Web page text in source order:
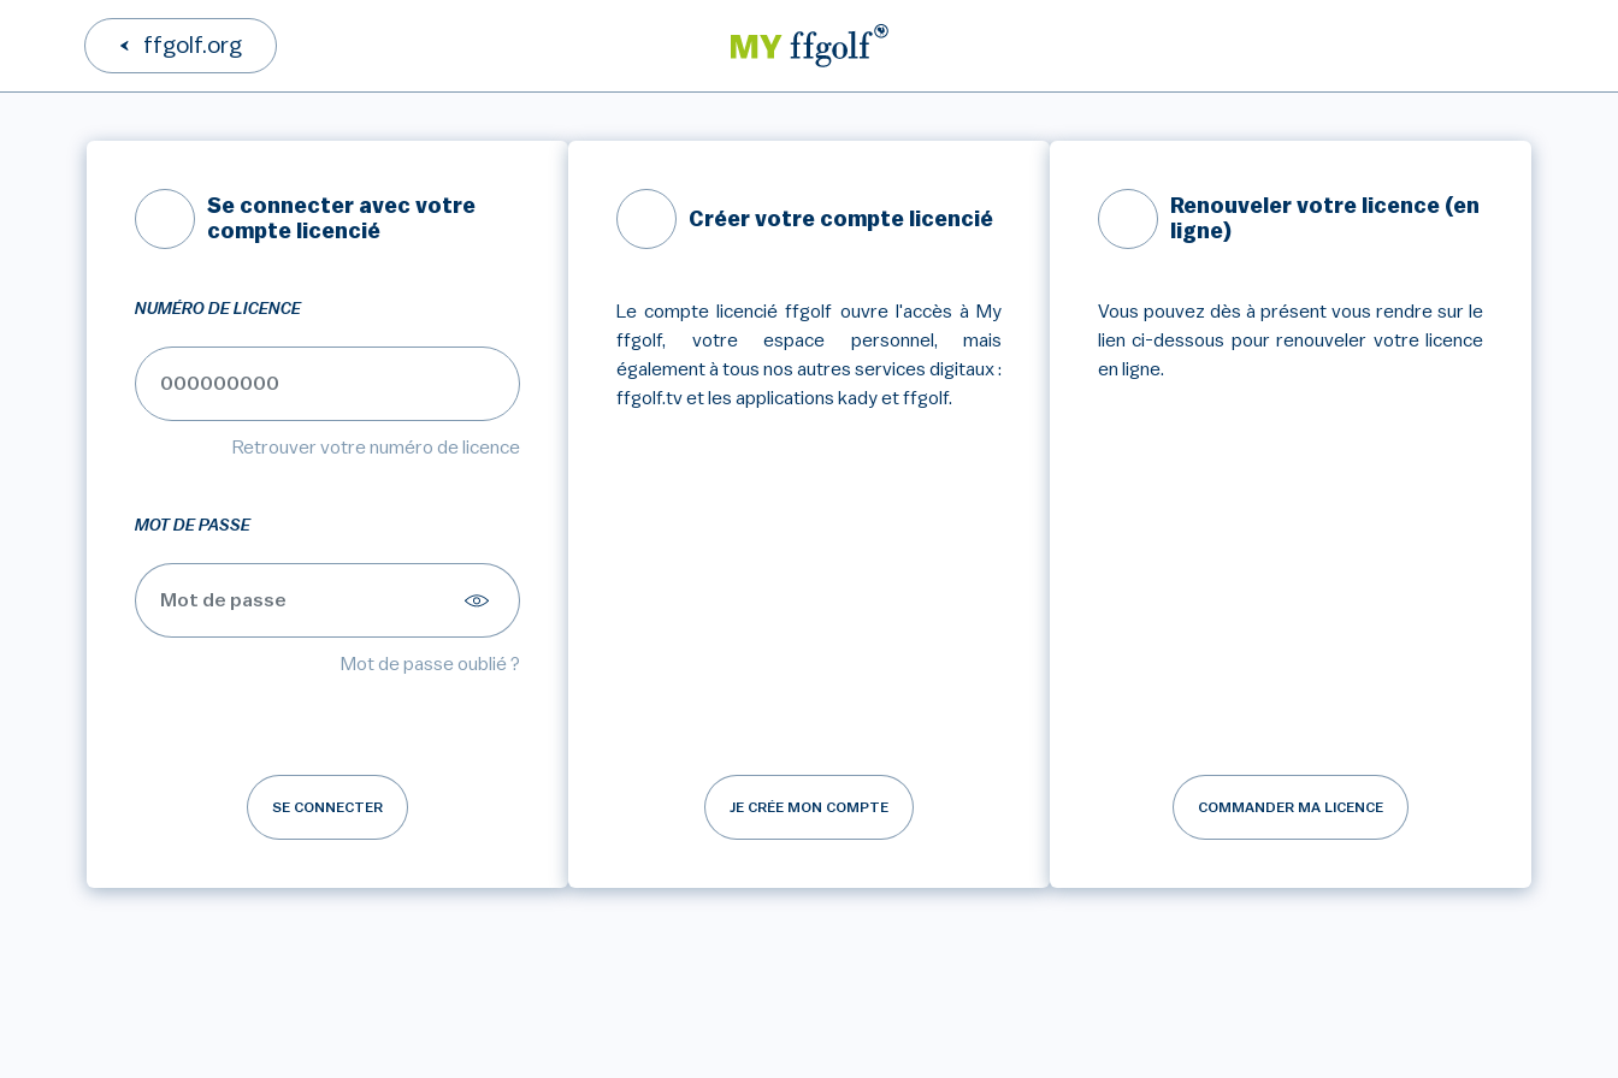
ffgolf.org
Se connecter avec votre
compte licencié
NUMÉRO DE LICENCE
Retrouver votre numéro de licence
MOT DE PASSE
Mot de passe oublié ?
SE CONNECTER
Créer votre compte licencié
Le compte licencié ffgolf ouvre l'accès à My
ffgolf, votre espace personnel, mais
également à tous nos autres services digitaux :
ffgolf.tv et les applications kady et ffgolf.
JE CRÉE MON COMPTE
Renouveler votre licence (en
ligne)
Vous pouvez dès à présent vous rendre sur le
lien ci-dessous pour renouveler votre licence
en ligne.
COMMANDER MA LICENCE